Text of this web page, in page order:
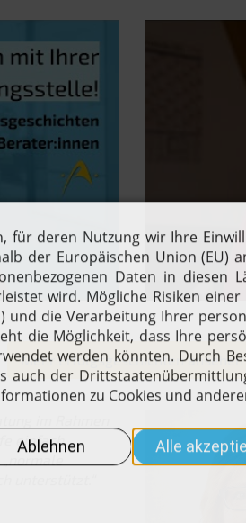
Mehr Erfolgsgeschichten ansehen
einfach